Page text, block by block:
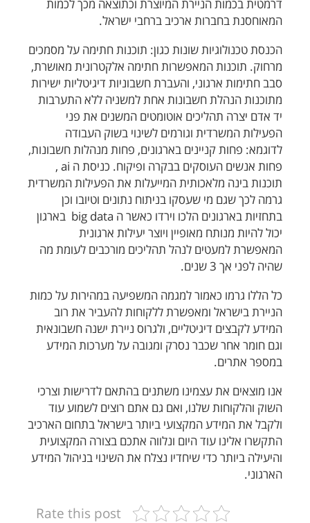
דרמטית בכמות הניירת המיוצרת וכתוצאה מכך לכמות
המאוחסנת בחברות ארכיב ברחבי ישראל.
הכנסת טכנולוגיות שונות כגון: תוכנות חתימה על מסמכים
מרחוק. תוכנות המאפשרות חתימה אלקטרונית מאושרת,
סבב חתימות ארגוני, והעברת חשבוניות דיגיטליות ישירות
מתוכנות הנהלת חשבונות אחת למשניה ללא התערבות
יד אדם יצרה תהליכים אוטומטים המשנים את פני
הפעילות המשרדית וגורמים לשינוי בשוק העבודה
לדוגמא: פחות קניינים בארגונים, פחות מנהלות חשבונות,
פחות אנשים העוסקים בבקרה ופיקוח. כניסת ה ai ,
תוכנות בינה מלאכותית המייעלות את הפעילות המשרדית
גרמה לכך שגם מי שעסקו בניתוח נתונים וטיובו וכן
בתחזיות בארגונים הלכו וירדו כאשר ה big data בארגון
יכול להיות מנותח מאופיין ויוצר יעילות ארגונית
המאפשרת למעטים לנהל תהליכים מורכבים לעומת מה
שהיה לפני אך 3 שנים.
כל הללו גרמו כאמור למגמה המשפיעה במהירות על כמות
הניירת בישראל ומאפשרת ללקוחות להעביר את רוב
המידע לקבצים דיגיטליים, ולגרוס ניירת ישנה חשבונאית
וגם חומר אחר שכבר נסרק ומגובה על מערכות המידע
במספר אתרים.
אנו מוצאים את עצמינו משתנים בהתאם לדרישות וצרכי
השוק והלקוחות שלנו, ואם גם אתם רוצים לשמוע עוד
ולקבל את המידע המקצועי ביותר בישראל בתחום הארכיב
התקשרו אלינו עוד היום ונלווה אתכם בצורה המקצועית
והיעילה ביותר כדי שיחדיו נצלח את השינוי בניהול המידע
הארגוני.
Rate this post